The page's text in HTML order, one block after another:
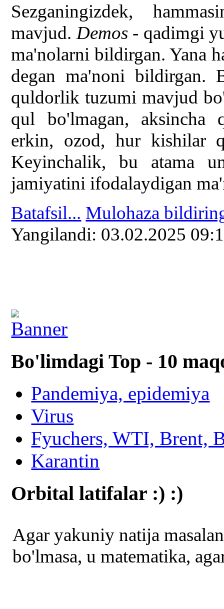
Sezganingizdek,
mavjud. Demos- qadimgi
ma'nolarni bildirgan. Yana
degan ma'noni bildirgan.
quldorlik tuzumi mavjud
qul bo'lmagan, aksincha
erkin, ozod, hur kishilar
Keyinchalik, bu atama
jamiyatini ifodalaydigan
Batafsil... Mulohaza
Yangilаndi: 03.02.2025
Bo'limdagi Top - 10
Pandemiya, epidemiya
Virus
Fyuchers, WTI, Brent,
Karantin
Orbital latifalar :) :)
Agar yakuniy natija
bo'lmasa, u matematika,